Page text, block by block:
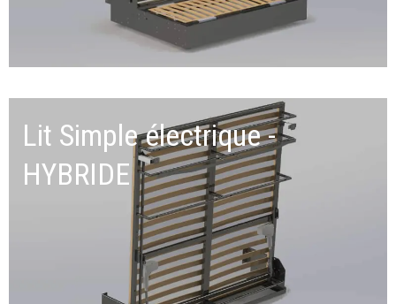
Lit Simple électrique -
HYBRIDE